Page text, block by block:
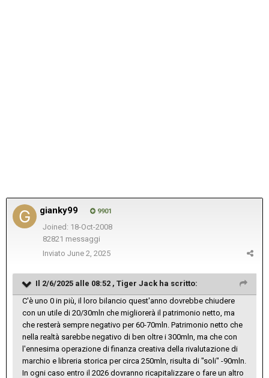
gianky99 9901
Joined: 18-Oct-2008
82821 messaggi
Inviato June 2, 2025
Il 2/6/2025 alle 08:52 , Tiger Jack ha scritto:
C'è uno 0 in più, il loro bilancio quest'anno dovrebbe chiudere
con un utile di 20/30mln che migliorerà il patrimonio netto, ma
che resterà sempre negativo per 60-70mln. Patrimonio netto che
nella realtà sarebbe negativo di ben oltre i 300mln, ma che con
l'ennesima operazione di finanza creativa della rivalutazione di
marchio e libreria storica per circa 250mln, risulta di "soli" -90mln.
In ogni caso entro il 2026 dovranno ricapitalizzare o fare un altro